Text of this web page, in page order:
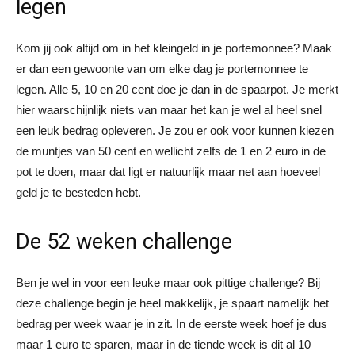
legen
Kom jij ook altijd om in het kleingeld in je portemonnee? Maak
er dan een gewoonte van om elke dag je portemonnee te
legen. Alle 5, 10 en 20 cent doe je dan in de spaarpot. Je merkt
hier waarschijnlijk niets van maar het kan je wel al heel snel
een leuk bedrag opleveren. Je zou er ook voor kunnen kiezen
de muntjes van 50 cent en wellicht zelfs de 1 en 2 euro in de
pot te doen, maar dat ligt er natuurlijk maar net aan hoeveel
geld je te besteden hebt.
De 52 weken challenge
Ben je wel in voor een leuke maar ook pittige challenge? Bij
deze challenge begin je heel makkelijk, je spaart namelijk het
bedrag per week waar je in zit. In de eerste week hoef je dus
maar 1 euro te sparen, maar in de tiende week is dit al 10